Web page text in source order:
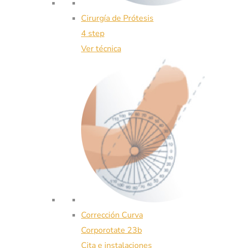
Cirurgía de Prótesis
4 step
Ver técnica
Corrección Curva
Corporotate 23b
Cita e instalaciones